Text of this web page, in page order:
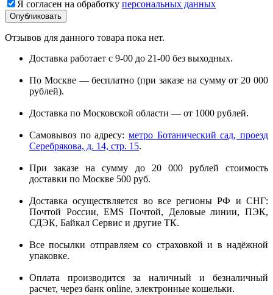
Я согласен на обработку персональных данных
Отзывов для данного товара пока нет.
Доставка работает с 9-00 до 21-00 без выходных.
По Москве — бесплатно (при заказе на сумму от 20 000
рублей).
Доставка по Московской области — от 1000 рублей.
Самовывоз по адресу: метро Ботанический сад, проезд
Серебрякова, д. 14, стр. 15.
При заказе на сумму до 20 000 рублей стоимость
доставки по Москве 500 руб.
Доставка осуществляется во все регионы РФ и СНГ:
Почтой России, EMS Почтой, Деловые линии, ПЭК,
СДЭК, Байкал Сервис и другие ТК.
Все посылки отправляем со страховкой и в надёжной
упаковке.
Оплата производится за наличный и безналичный
расчет, через банк online, электронные кошельки.